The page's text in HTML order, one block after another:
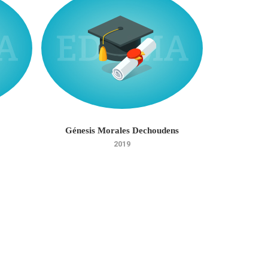
Génesis Morales Dechoudens
2019